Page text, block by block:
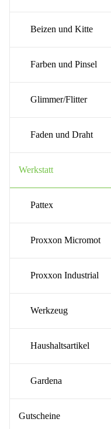
Beizen und Kitte
Farben und Pinsel
Glimmer/Flitter
Faden und Draht
Werkstatt
Pattex
Proxxon Micromot
Proxxon Industrial
Werkzeug
Haushaltsartikel
Gardena
Gutscheine